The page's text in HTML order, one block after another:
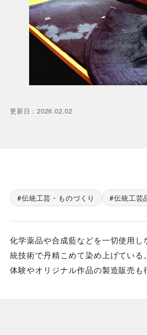
更新日 ：2026.02.02
伝統工芸・ものづくり 伝統工芸
化学薬品や合成藍などを一切使用し
統技術で丹精こめて染め上げている。
体験やオリジナル作品の製造販売も